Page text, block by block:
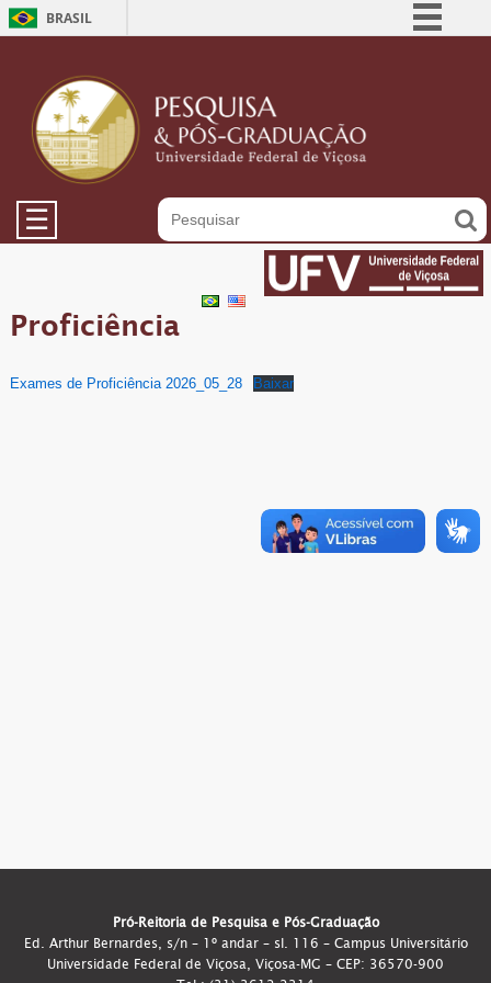
BRASIL
Participe
Acesso à informação
Legislação
☰
Proficiência
Exames de Proficiência 2026_05_28 Baixar
Pró-Reitoria de Pesquisa e Pós-Graduação
Ed. Arthur Bernardes, s/n – 1º andar – sl. 116 – Campus Universitário
Universidade Federal de Viçosa, Viçosa-MG – CEP: 36570-900